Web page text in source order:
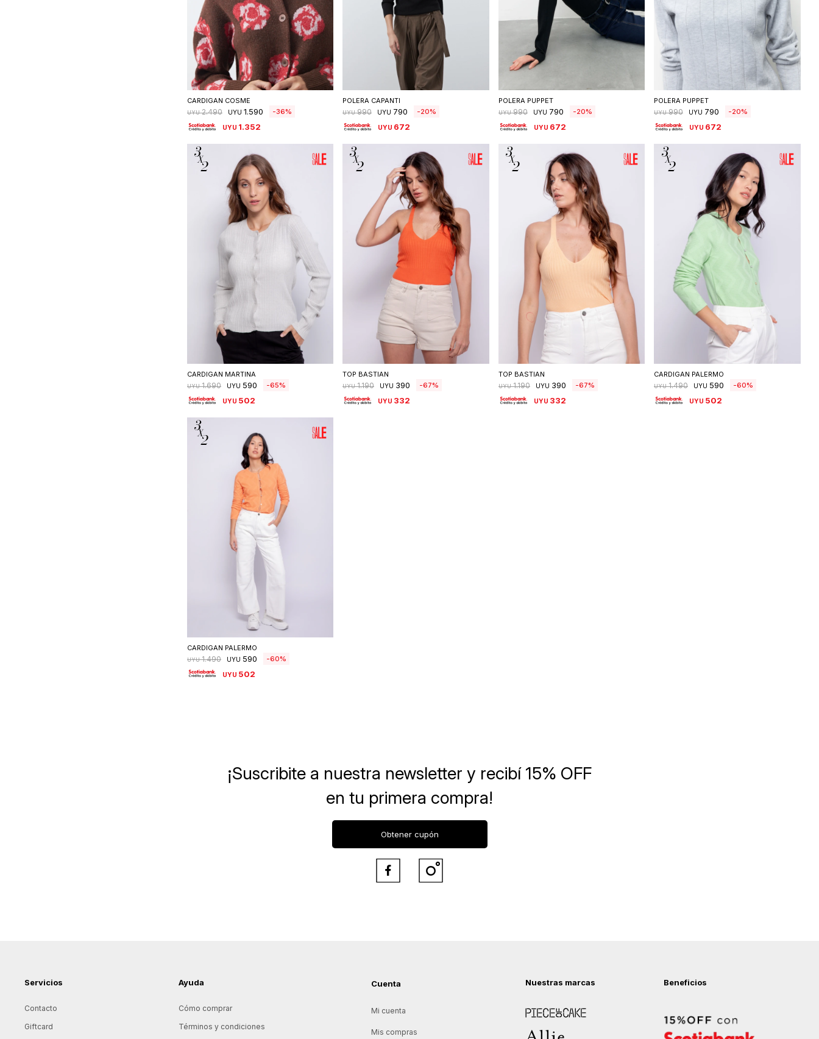
Seleccionar talle
CARDIGAN COSME
UYU 2.490 UYU 1.590 36
UYU 1.352
Seleccionar talle
POLERA CAPANTI
UYU 990 UYU 790 20
UYU 672
POLERA PUPPET
UYU 990 UYU 790 20
UYU 672
Seleccionar talle
POLERA PUPPET
UYU 990 UYU 790 20
UYU 672
CARDIGAN MARTINA
UYU 1.690 UYU 590 65
UYU 502
Seleccionar talle
TOP BASTIAN
UYU 1.190 UYU 390 67
UYU 332
Seleccionar talle
TOP BASTIAN
UYU 1.190 UYU 390 67
UYU 332
Seleccionar talle
CARDIGAN PALERMO
UYU 1.490 UYU 590 60
UYU 502
Seleccionar talle
CARDIGAN PALERMO
UYU 1.490 UYU 590 60
UYU 502
Servicios
Contacto
Giftcard
Ayuda
Cómo comprar
Términos y condiciones
Cuenta
Mi cuenta
Mis compras
Nuestras marcas
Piece of Cake
Allie
Beneficios
¡Suscribite a nuestra newsletter y recibí 15% OFF
en tu primera compra!
Obtener cupón
 